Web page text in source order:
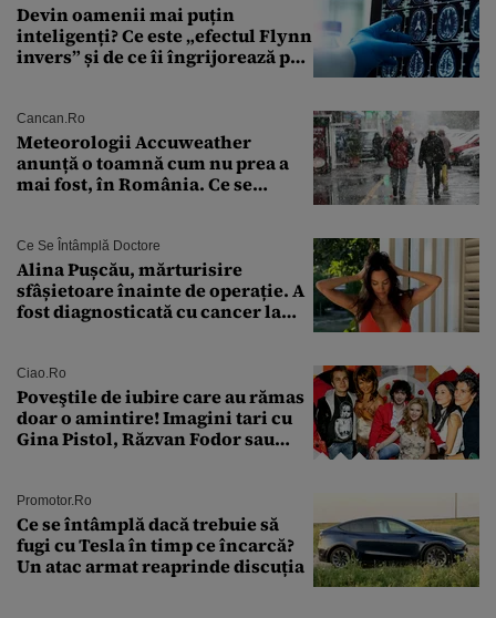
Devin oamenii mai puțin
inteligenți? Ce este „efectul Flynn
invers” și de ce îi îngrijorează pe
Cancan.ro
Meteorologii Accuweather
anunță o toamnă cum nu prea a
mai fost, în România. Ce se
București. Pe ce dată ninge
Ce Se Întâmplă Doctore
Alina Pușcău, mărturisire
sfâșietoare înainte de operație. A
fost diagnosticată cu cancer la
îmi salvez viața”
Ciao.ro
Poveştile de iubire care au rămas
doar o amintire! Imagini tari cu
Gina Pistol, Răzvan Fodor sau
Promotor.ro
Ce se întâmplă dacă trebuie să
fugi cu Tesla în timp ce încarcă?
Un atac armat reaprinde discuția